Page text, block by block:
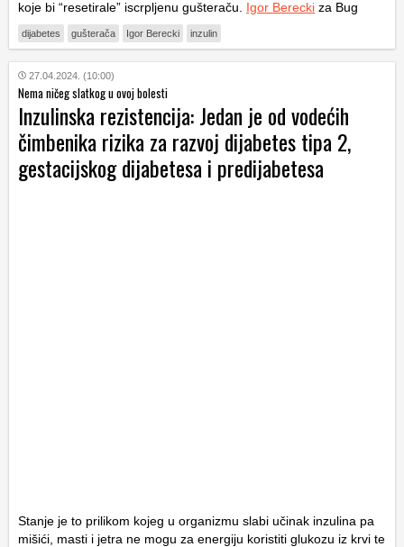
koje bi “resetirale” iscrpljenu gušteraču. Igor Berecki za Bug
dijabetes gušterača Igor Berecki inzulin
27.04.2024. (10:00)
Nema ničeg slatkog u ovoj bolesti
Inzulinska rezistencija: Jedan je od vodećih
čimbenika rizika za razvoj dijabetes tipa 2,
gestacijskog dijabetesa i predijabetesa
Stanje je to prilikom kojeg u organizmu slabi učinak inzulina pa
mišići, masti i jetra ne mogu za energiju koristiti glukozu iz krvi te